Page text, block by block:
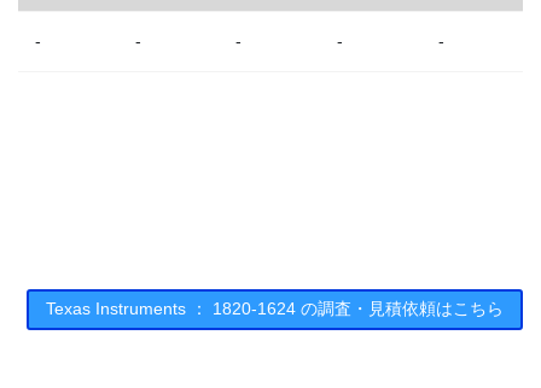
- - - - -
Texas Instruments ： 1820-1624 の調査・見積依頼はこちら